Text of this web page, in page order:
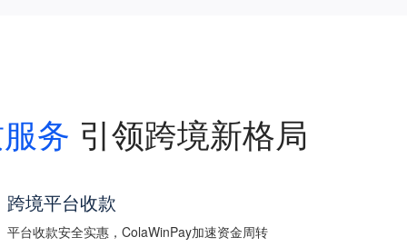
务 引领跨境新格局
跨境平台收款
平台收款安全实惠，ColaWinPay加速资金周转